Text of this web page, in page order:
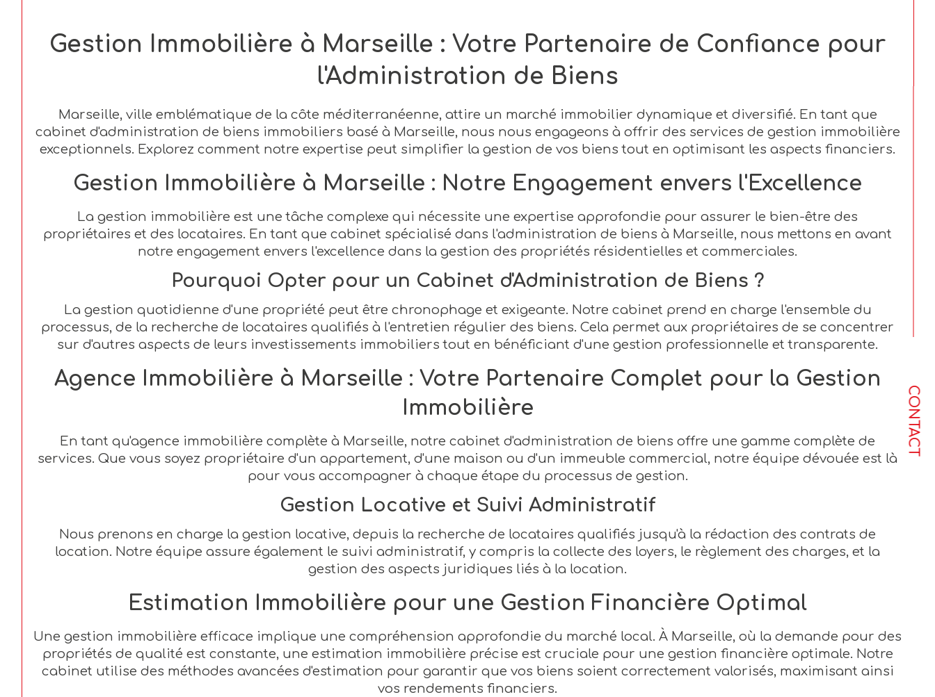
CONTACT
Gestion Immobilière à Marseille : Votre Partenaire de Confiance pour
l'Administration de Biens
Marseille, ville emblématique de la côte méditerranéenne, attire un marché immobilier dynamique et diversifié. En tant que
cabinet d'administration de biens immobiliers basé à Marseille, nous nous engageons à offrir des services de gestion immobilière
exceptionnels. Explorez comment notre expertise peut simplifier la gestion de vos biens tout en optimisant les aspects financiers.
Gestion Immobilière à Marseille : Notre Engagement envers l'Excellence
La gestion immobilière est une tâche complexe qui nécessite une expertise approfondie pour assurer le bien-être des
propriétaires et des locataires. En tant que cabinet spécialisé dans l'administration de biens à Marseille, nous mettons en avant
notre engagement envers l'excellence dans la gestion des propriétés résidentielles et commerciales.
Pourquoi Opter pour un Cabinet d'Administration de Biens ?
La gestion quotidienne d'une propriété peut être chronophage et exigeante. Notre cabinet prend en charge l'ensemble du
processus, de la recherche de locataires qualifiés à l'entretien régulier des biens. Cela permet aux propriétaires de se concentrer
sur d'autres aspects de leurs investissements immobiliers tout en bénéficiant d'une gestion professionnelle et transparente.
Agence Immobilière à Marseille : Votre Partenaire Complet pour la Gestion
Immobilière
En tant qu'agence immobilière complète à Marseille, notre cabinet d'administration de biens offre une gamme complète de
services. Que vous soyez propriétaire d'un appartement, d'une maison ou d'un immeuble commercial, notre équipe dévouée est là
pour vous accompagner à chaque étape du processus de gestion.
Gestion Locative et Suivi Administratif
Nous prenons en charge la gestion locative, depuis la recherche de locataires qualifiés jusqu'à la rédaction des contrats de
location. Notre équipe assure également le suivi administratif, y compris la collecte des loyers, le règlement des charges, et la
gestion des aspects juridiques liés à la location.
Estimation Immobilière pour une Gestion Financière Optimal
Une gestion immobilière efficace implique une compréhension approfondie du marché local. À Marseille, où la demande pour des
propriétés de qualité est constante, une estimation immobilière précise est cruciale pour une gestion financière optimale. Notre
cabinet utilise des méthodes avancées d'estimation pour garantir que vos biens soient correctement valorisés, maximisant ainsi
vos rendements financiers.